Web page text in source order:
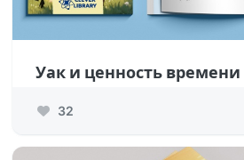
Уак и ценность времени
32